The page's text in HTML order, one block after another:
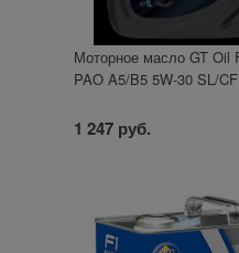
Моторное масло GT Oil
PAO A5/B5 5W-30 SL/
1 247 руб.